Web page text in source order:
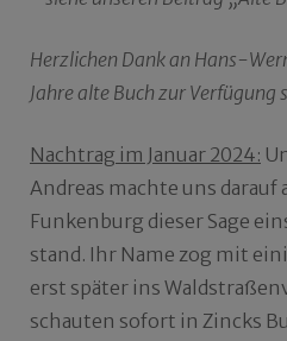
Herzlichen Dank an Hans-
Jahre alte Buch zur Verfügung
Nachtrag im Januar 2024:
Andreas machte uns darauf
Funkenburg dieser Sage
stand. Ihr Name zog mit
erst später ins
schauten sofort in Zincks